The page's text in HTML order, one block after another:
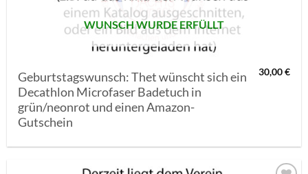
WUNSCH WURDE ERFÜLLT
Geburtstagswunsch: Thet wünscht sich ein
Decathlon Microfaser Badetuch in
grün/neonrot und einen Amazon-
Gutschein
30,00€